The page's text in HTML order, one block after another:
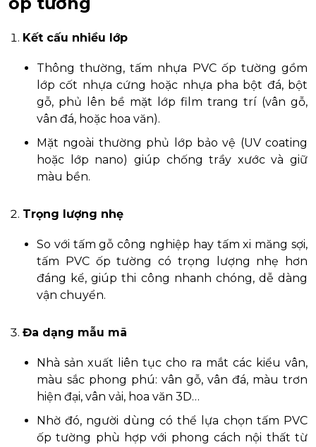
Kết cấu nhiều lớp
Thông thường, tấm nhựa PVC ốp tường gồm
lớp cốt nhựa cứng hoặc nhựa pha bột đá, bột
gỗ, phủ lên bề mặt lớp film trang trí (vân gỗ,
vân đá, hoặc hoa văn).
Mặt ngoài thường phủ lớp bảo vệ (UV coating
hoặc lớp nano) giúp chống trầy xước và giữ
màu bền.
Trọng lượng nhẹ
So với tấm gỗ công nghiệp hay tấm xi măng sợi,
tấm PVC ốp tường có trọng lượng nhẹ hơn
đáng kể, giúp thi công nhanh chóng, dễ dàng
vận chuyển.
Đa dạng mẫu mã
Nhà sản xuất liên tục cho ra mắt các kiểu vân,
màu sắc phong phú: vân gỗ, vân đá, màu trơn
hiện đại, vân vải, hoa văn 3D…
Nhờ đó, người dùng có thể lựa chọn tấm PVC
ốp tường phù hợp với phong cách nội thất từ